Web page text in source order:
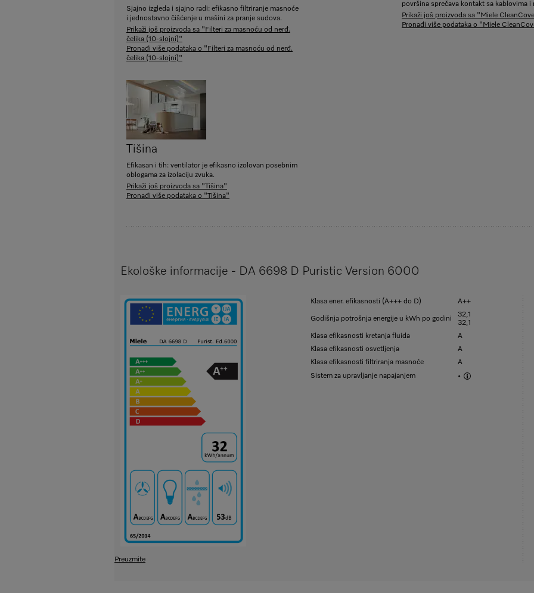
Sjajno izgleda i sjajno radi: efikasno filtriranje masnoće
i jednostavno čišćenje u mašini za pranje sudova.
Prikaži još proizvoda sa "Filteri za masnoću od nerđ.
čelika (10-slojni)"
Pronađi više podataka o "Filteri za masnoću od nerđ.
čelika (10-slojni)"
površina sprečava kontakt sa kablovima i
Prikaži još proizvoda sa "Miele
Pronađi više podataka o "Miele
Tišina
Efikasan i tih: ventilator je efikasno izolovan posebnim
oblogama za izolaciju zvuka.
Prikaži još proizvoda sa "Tišina"
Pronađi više podataka o "Tišina"
Ekološke informacije - DA 6698 D Puristic Version 6000
Preuzmite
Klasa ener. efikasnosti (A+++ do D) A++
Godišnja potrošnja energije u kWh po godini
32,1
32,1
Klasa efikasnosti kretanja fluida
A
Klasa efikasnosti osvetljenja
A
Klasa efikasnosti filtriranja masnoće
A
Sistem za upravljanje napajanjem
•